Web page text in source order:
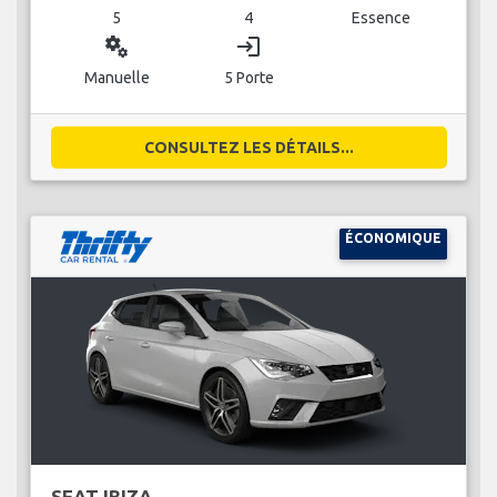
5 4 Essence
miscellaneous_services
Manuelle
login
5 Porte
CONSULTEZ LES DÉTAILS...
ÉCONOMIQUE